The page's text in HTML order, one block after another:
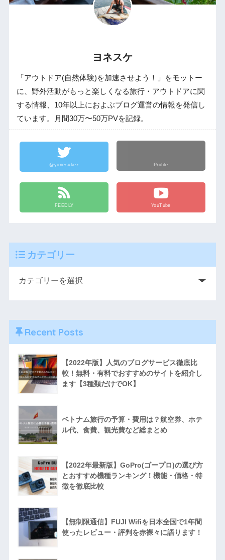
ヨネスケ
「アウトドア(自然体験)を加速させよう！」をモットー
に、野外活動がもっと楽しくなる旅行・アウトドアに関
する情報、10年以上におよぶブログ運営の情報を発信し
ています。月間30万〜50万PVを記録。
@yonesukez Profile
FEEDLY YouTube
カテゴリー
Recent Posts
【2022年版】人気のブログサービス徹底比
較！無料・有料でおすすめのサイトを紹介し
ます【3種類だけでOK】
ベトナム旅行の予算・費用は？航空券、ホテ
ル代、食費、観光費など総まとめ
【2022年最新版】GoPro(ゴープロ)の選び方
とおすすめ機種ランキング！機能・価格・特
徴を徹底比較
【無制限通信】FUJI Wifiを日本全国で1年間
使ったレビュー・評判を赤裸々に語ります！